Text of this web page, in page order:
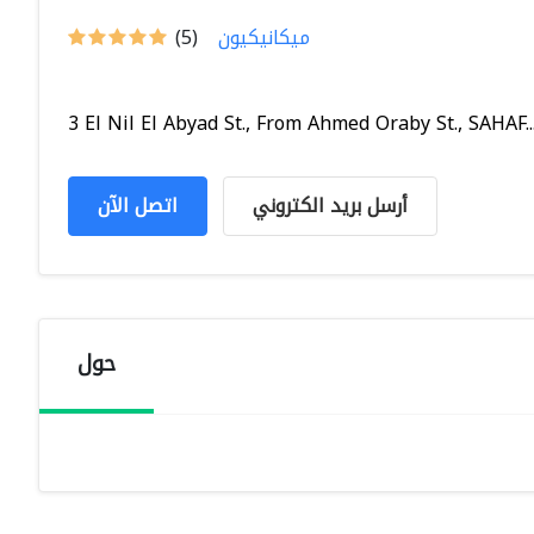
(5) ميكانيكيون
3 El Nil El Abyad St., From Ahmed Oraby St.,
اتصل الآن أرسل بريد الكتروني
حول